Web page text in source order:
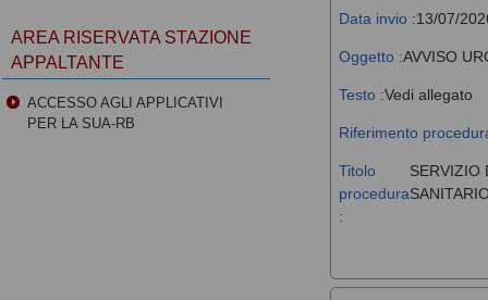
Data invio :13/07/
Oggetto :AVVISO
Testo :Vedi allegato
Riferimento
Titolo
procedura
:
SERVIZIO
AREA RISERVATA STAZIONE
APPALTANTE
ACCESSO AGLI APPLICATIVI
PER LA SUA-RB